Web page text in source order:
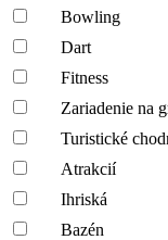
Bowling
Dart
Fitness
Zariadenie na
Turistické
Atrakcií
Ihriská
Bazén